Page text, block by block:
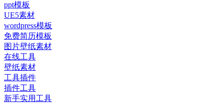
ppt模板
UE5素材
wordpress模板
免费简历模板
图片壁纸素材
在线工具
壁纸素材
工具插件
插件工具
新手实用工具